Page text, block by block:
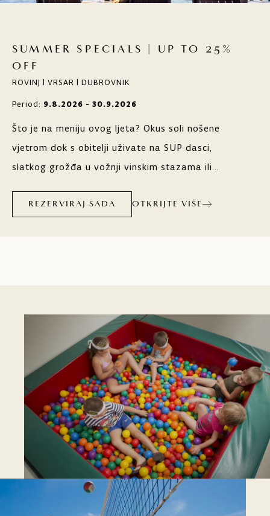
SUMMER SPECIALS | UP TO 25%
OFF
ROVINJ | VRSAR | DUBROVNIK
Period: 9.8.2026 - 30.9.2026
Što je na meniju ovog ljeta? Okus soli nošene
vjetrom dok s obitelji uživate na SUP dasci,
slatkog grožđa u vožnji vinskim stazama ili
restoranima? Za čim god imali teka, Maistra
REZERVIRAJ SADA OTKRIJTE VIŠE